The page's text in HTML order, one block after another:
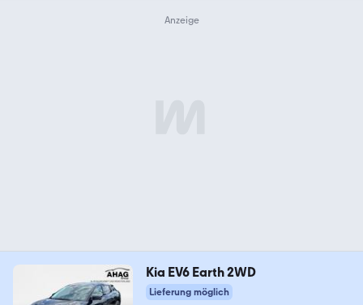
Kia EV6 Earth 2WD
Lieferung möglich